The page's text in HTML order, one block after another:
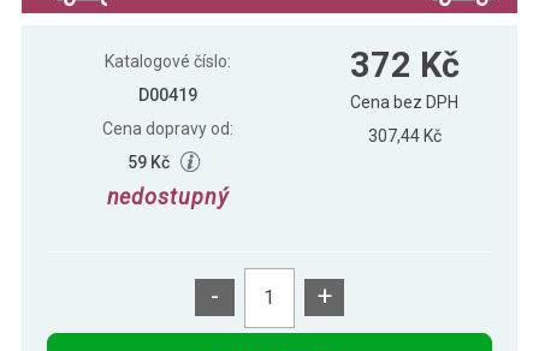
Katalogové číslo:
D00419
Cena dopravy od:
59 Kč
nedostupný
372 Kč
Cena bez DPH
307,44 Kč
- +